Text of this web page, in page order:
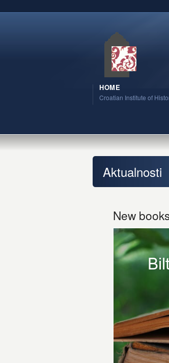
HOME
Croatian Institute of
Aktualnosti
New